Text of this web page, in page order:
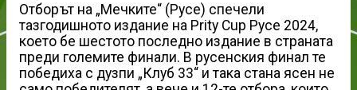
Отборът на „Мечките“ (Русе) спечели
тазгодишното издание на Prity Cup Русе 2024,
което бе шестото последно издание в страната
преди големите финали. В русенския финал те
победиха с дузпи „Клуб 33“ и така стана ясен не